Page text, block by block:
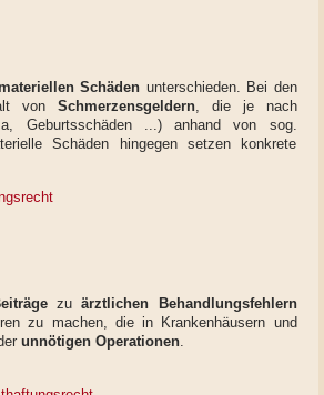
Schäden unterschieden. Bei den
von Schmerzensgeldern, die je nach
Geburtsschäden ...) anhand von sog.
Schäden hingegen setzen konkrete
zuärztlichen Behandlungsfehlern
zu machen, die in Krankenhäusern und
unnötigen Operationen.